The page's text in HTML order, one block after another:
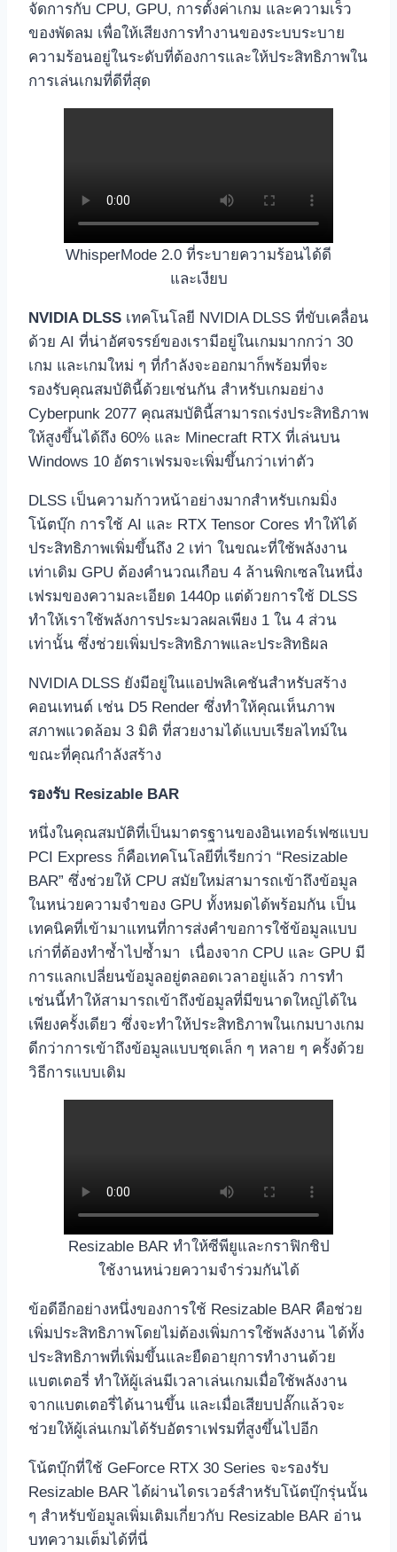
จัดการกับ CPU, GPU, การตั้งค่าเกม และความเร็ว
ของพัดลม เพื่อให้เสียงการทำงานของระบบระบาย
ความร้อนอยู่ในระดับที่ต้องการและให้ประสิทธิภาพใน
การเล่นเกมที่ดีที่สุด
WhisperMode 2.0 ที่ระบายความร้อนได้ดี
และเงียบ
NVIDIA DLSS เทคโนโลยี NVIDIA DLSS ที่ขับเคลื่อน
ด้วย AI ที่น่าอัศจรรย์ของเรามีอยู่ในเกมมากกว่า 30
เกม และเกมใหม่ ๆ ที่กำลังจะออกมาก็พร้อมที่จะ
รองรับคุณสมบัตินี้ด้วยเช่นกัน สำหรับเกมอย่าง
Cyberpunk 2077 คุณสมบัตินี้สามารถเร่งประสิทธิภาพ
ให้สูงขึ้นได้ถึง 60% และ Minecraft RTX ที่เล่นบน
Windows 10 อัตราเฟรมจะเพิ่มขึ้นกว่าเท่าตัว
DLSS เป็นความก้าวหน้าอย่างมากสำหรับเกมมิ่ง
โน้ตบุ๊ก การใช้ AI และ RTX Tensor Cores ทำให้ได้
ประสิทธิภาพเพิ่มขึ้นถึง 2 เท่า ในขณะที่ใช้พลังงาน
เท่าเดิม GPU ต้องคำนวณเกือบ 4 ล้านพิกเซลในหนึ่ง
เฟรมของความละเอียด 1440p แต่ด้วยการใช้ DLSS
ทำให้เราใช้พลังการประมวลผลเพียง 1 ใน 4 ส่วน
เท่านั้น ซึ่งช่วยเพิ่มประสิทธิภาพและประสิทธิผล
NVIDIA DLSS ยังมีอยู่ในแอปพลิเคชันสำหรับสร้าง
คอนเทนต์ เช่น D5 Render ซึ่งทำให้คุณเห็นภาพ
สภาพแวดล้อม 3 มิติ ที่สวยงามได้แบบเรียลไทม์ใน
ขณะที่คุณกำลังสร้าง
รองรับ Resizable BAR
หนึ่งในคุณสมบัติที่เป็นมาตรฐานของอินเทอร์เฟซแบบ
PCI Express ก็คือเทคโนโลยีที่เรียกว่า “Resizable
BAR” ซึ่งช่วยให้ CPU สมัยใหม่สามารถเข้าถึงข้อมูล
ในหน่วยความจำของ GPU ทั้งหมดได้พร้อมกัน เป็น
เทคนิคที่เข้ามาแทนที่การส่งคำขอการใช้ข้อมูลแบบ
เก่าที่ต้องทำซ้ำไปซ้ำมา เนื่องจาก CPU และ GPU มี
การแลกเปลี่ยนข้อมูลอยู่ตลอดเวลาอยู่แล้ว การทำ
เช่นนี้ทำให้สามารถเข้าถึงข้อมูลที่มีขนาดใหญ่ได้ใน
เพียงครั้งเดียว ซึ่งจะทำให้ประสิทธิภาพในเกมบางเกม
ดีกว่าการเข้าถึงข้อมูลแบบชุดเล็ก ๆ หลาย ๆ ครั้งด้วย
วิธีการแบบเดิม
Resizable BAR ทำให้ซีพียูและกราฟิกชิป
ใช้งานหน่วยความจำร่วมกันได้
ข้อดีอีกอย่างหนึ่งของการใช้ Resizable BAR คือช่วย
เพิ่มประสิทธิภาพโดยไม่ต้องเพิ่มการใช้พลังงาน ได้ทั้ง
ประสิทธิภาพที่เพิ่มขึ้นและยืดอายุการทำงานด้วย
แบตเตอรี่ ทำให้ผู้เล่นมีเวลาเล่นเกมเมื่อใช้พลังงาน
จากแบตเตอรี่ได้นานขึ้น และเมื่อเสียบปลั๊กแล้วจะ
ช่วยให้ผู้เล่นเกมได้รับอัตราเฟรมที่สูงขึ้นไปอีก
โน้ตบุ๊กที่ใช้ GeForce RTX 30 Series จะรองรับ
Resizable BAR ได้ผ่านไดรเวอร์สำหรับโน้ตบุ๊กรุ่นนั้น
ๆ สำหรับข้อมูลเพิ่มเติมเกี่ยวกับ Resizable BAR อ่าน
บทความเต็มได้ที่นี่